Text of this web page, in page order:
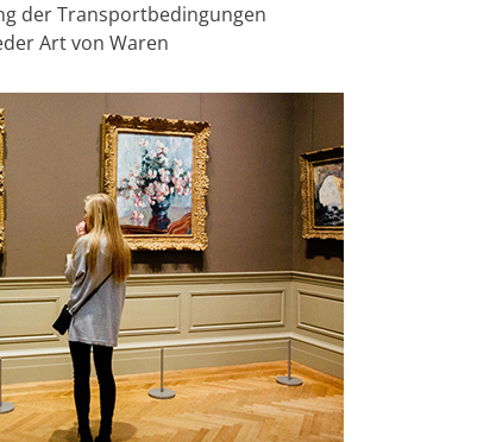
der Transportbedingungen
Art von Waren